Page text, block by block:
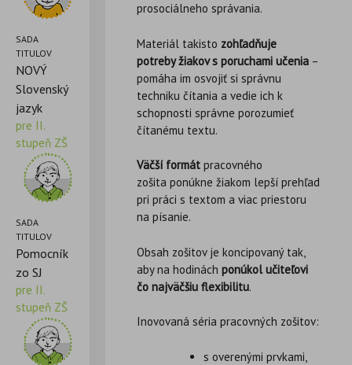
SADA
TITULOV
NOVÝ
Slovenský
jazyk
pre II.
stupeň ZŠ
SADA
TITULOV
Pomocník
zo SJ
pre II.
stupeň ZŠ
prosociálneho správania.
Materiál takisto zohľadňuje
potrebyžiakov s poruchami učenia –
pomáha im osvojiť si správnu
techniku čítania a vedie ich k
schopnosti správne porozumieť
čítanému textu.
Väčší formát pracovného
zošita ponúkne žiakom lepší prehľad
pri práci s textom a viac priestoru
na písanie.
Obsah zošitov je koncipovaný tak,
aby na hodinách ponúkol učiteľovi
čo najväčšiuflexibilitu.
Inovovaná séria pracovných zošitov:
s overenými prvkami,